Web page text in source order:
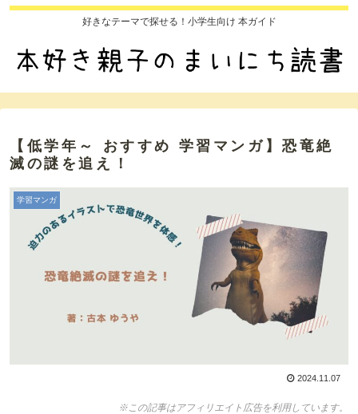
好きなテーマで探せる！小学生向け 本ガイド
【低学年～ おすすめ 学習マンガ】恐竜絶
滅の謎を追え！
学習マンガ
2024.11.07
※この記事はアフィリエイト広告を利用しています。